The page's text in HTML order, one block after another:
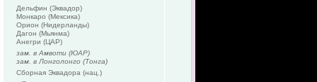
Дельфин (Эквадор)
Монкаро (Мексика)
Орион (Нидерланды)
Дагон (Мьянма)
Анегри (ЦАР)
зам. в Амвоти (ЮАР)
зам. в Лонголонго (Тонга)
Сборная Эквадора (нац.)